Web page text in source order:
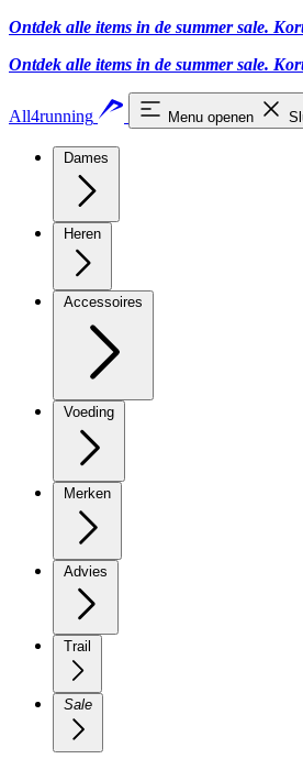
Ontdek alle items in de summer sale.
Ontdek alle items in de summer sale.
All4running Menu openen
Dames
Heren
Accessoires
Voeding
Merken
Advies
Trail
Sale